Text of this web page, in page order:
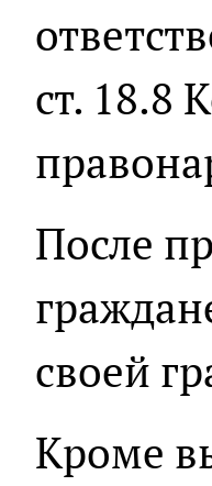
ст. 18.8
После
своей
Кроме